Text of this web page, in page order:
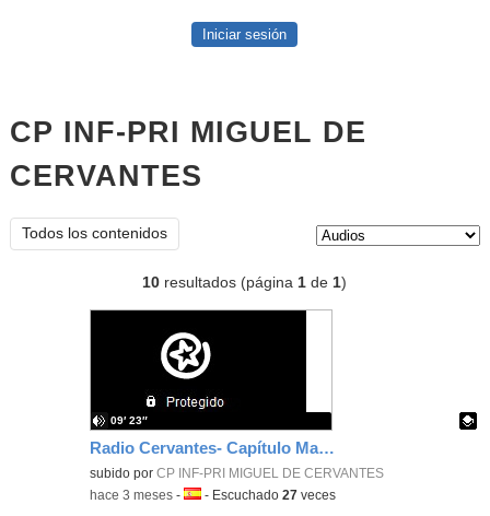
Iniciar sesión
CP INF-PRI MIGUEL DE
CERVANTES
Todos los contenidos
10 resultados (página1 de1)
Radio Cervantes- Capítulo Madrid
Contenido educativo.
subido porCP INF-PRI MIGUEL DE CERVANTES
09′ 23″
-hace 3 meses -Idioma:
- Escuchado27 veces